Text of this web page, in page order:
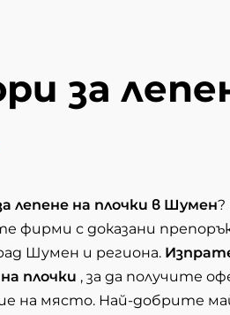
за
лепене на плочки в Шумен
фирми с доказани
Шумен и региона.
плочки , за да получите
на място. Най-добрите